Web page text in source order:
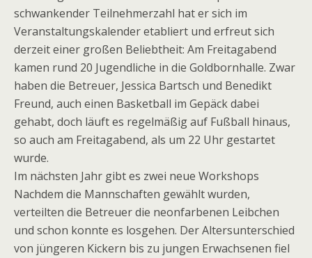
schwankender Teilnehmerzahl hat er sich im
Veranstaltungskalender etabliert und erfreut sich
derzeit einer großen Beliebtheit: Am Freitagabend
kamen rund 20 Jugendliche in die Goldbornhalle. Zwar
haben die Betreuer, Jessica Bartsch und Benedikt
Freund, auch einen Basketball im Gepäck dabei
gehabt, doch läuft es regelmäßig auf Fußball hinaus,
so auch am Freitagabend, als um 22 Uhr gestartet
wurde.
Im nächsten Jahr gibt es zwei neue Workshops
Nachdem die Mannschaften gewählt wurden,
verteilten die Betreuer die neonfarbenen Leibchen
und schon konnte es losgehen. Der Altersunterschied
von jüngeren Kickern bis zu jungen Erwachsenen fiel